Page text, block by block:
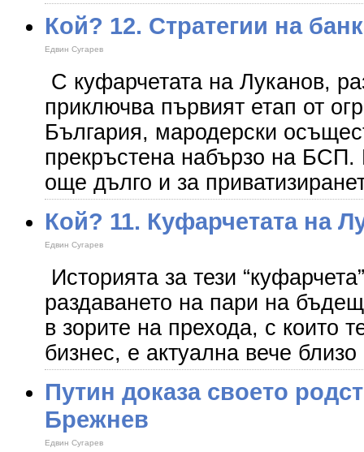
Кой? 12. Стратегии на
Едвин Сугарев
С куфарчетата на Луканов,
приключва първият етап от
България, мародерски
прекръстена набързо на
още дълго и за
Кой? 11. Куфарчетата на
Едвин Сугарев
Историята за тези
раздаването на пари на
в зорите на прехода, с които
бизнес, е актуална вече близо
Путин доказа своето
Брежнев
Едвин Сугарев